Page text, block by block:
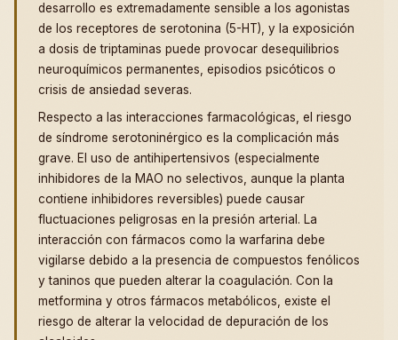
desarrollo es extremadamente sensible a los agonistas
de los receptores de serotonina (5-HT), y la exposición
a dosis de triptaminas puede provocar desequilibrios
neuroquímicos permanentes, episodios psicóticos o
crisis de ansiedad severas.
Respecto a las interacciones farmacológicas, el riesgo
de síndrome serotoninérgico es la complicación más
grave. El uso de antihipertensivos (especialmente
inhibidores de la MAO no selectivos, aunque la planta
contiene inhibidores reversibles) puede causar
fluctuaciones peligrosas en la presión arterial. La
interacción con fármacos como la warfarina debe
vigilarse debido a la presencia de compuestos fenólicos
y taninos que pueden alterar la coagulación. Con la
metformina y otros fármacos metabólicos, existe el
riesgo de alterar la velocidad de depuración de los